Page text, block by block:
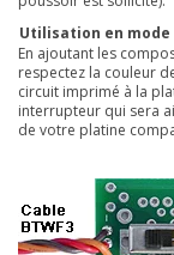
Utilisation en
En ajoutant les
respectez la couleur
circuit imprimé à la
interrupteur qui sera
de votre platine